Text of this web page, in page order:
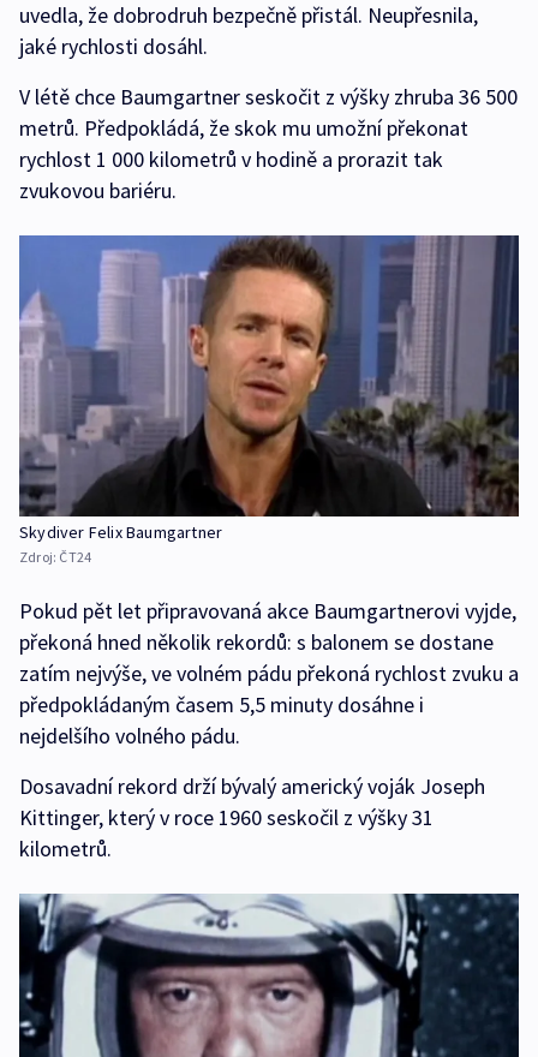
uvedla, že dobrodruh bezpečně přistál. Neupřesnila,
jaké rychlosti dosáhl.
V létě chce Baumgartner seskočit z výšky zhruba 36 500
metrů. Předpokládá, že skok mu umožní překonat
rychlost 1 000 kilometrů v hodině a prorazit tak
zvukovou bariéru.
Skydiver Felix Baumgartner
Zdroj: ČT24
Pokud pět let připravovaná akce Baumgartnerovi vyjde,
překoná hned několik rekordů: s balonem se dostane
zatím nejvýše, ve volném pádu překoná rychlost zvuku a
předpokládaným časem 5,5 minuty dosáhne i
nejdelšího volného pádu.
Dosavadní rekord drží bývalý americký voják Joseph
Kittinger, který v roce 1960 seskočil z výšky 31
kilometrů.